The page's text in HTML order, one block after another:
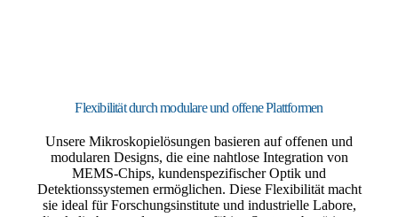
Flexibilität durch modulare und offene Plattformen
Unsere Mikroskopielösungen basieren auf offenen und
modularen Designs, die eine nahtlose Integration von
MEMS-Chips, kundenspezifischer Optik und
Detektionssystemen ermöglichen. Diese Flexibilität macht
sie ideal für Forschungsinstitute und industrielle Labore,